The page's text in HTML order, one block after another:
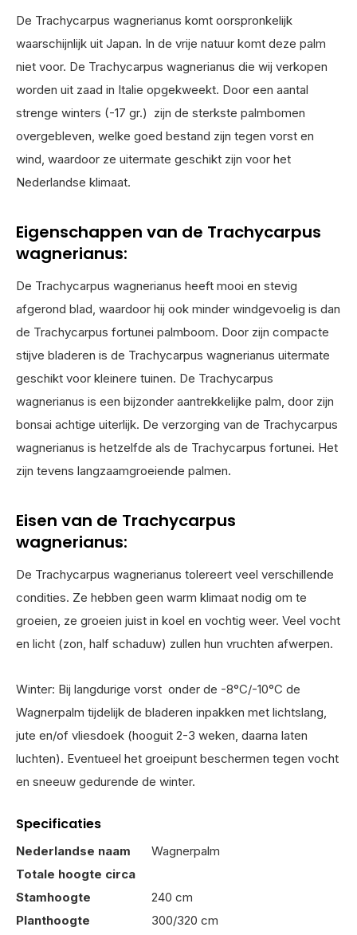
De Trachycarpus wagnerianus komt oorspronkelijk
waarschijnlijk uit Japan. In de vrije natuur komt deze palm
niet voor. De Trachycarpus wagnerianus die wij verkopen
worden uit zaad in Italie opgekweekt. Door een aantal
strenge winters (-17 gr.) zijn de sterkste palmbomen
overgebleven, welke goed bestand zijn tegen vorst en
wind, waardoor ze uitermate geschikt zijn voor het
Nederlandse klimaat.
Eigenschappen van de Trachycarpus
wagnerianus:
De Trachycarpus wagnerianus heeft mooi en stevig
afgerond blad, waardoor hij ook minder windgevoelig is dan
de Trachycarpus fortunei palmboom. Door zijn compacte
stijve bladeren is de Trachycarpus wagnerianus uitermate
geschikt voor kleinere tuinen. De Trachycarpus
wagnerianus is een bijzonder aantrekkelijke palm, door zijn
bonsai achtige uiterlijk. De verzorging van de Trachycarpus
wagnerianus is hetzelfde als de Trachycarpus fortunei. Het
zijn tevens langzaamgroeiende palmen.
Eisen van de Trachycarpus
wagnerianus:
De Trachycarpus wagnerianus tolereert veel verschillende
condities. Ze hebben geen warm klimaat nodig om te
groeien, ze groeien juist in koel en vochtig weer. Veel vocht
en licht (zon, half schaduw) zullen hun vruchten afwerpen.
Winter: Bij langdurige vorst onder de -8°C/-10°C de
Wagnerpalm tijdelijk de bladeren inpakken met lichtslang,
jute en/of vliesdoek (hooguit 2-3 weken, daarna laten
luchten). Eventueel het groeipunt beschermen tegen vocht
en sneeuw gedurende de winter.
Specificaties
Nederlandse naam
Wagnerpalm
Totale hoogte circa
Stamhoogte
240 cm
Planthoogte
300/320 cm